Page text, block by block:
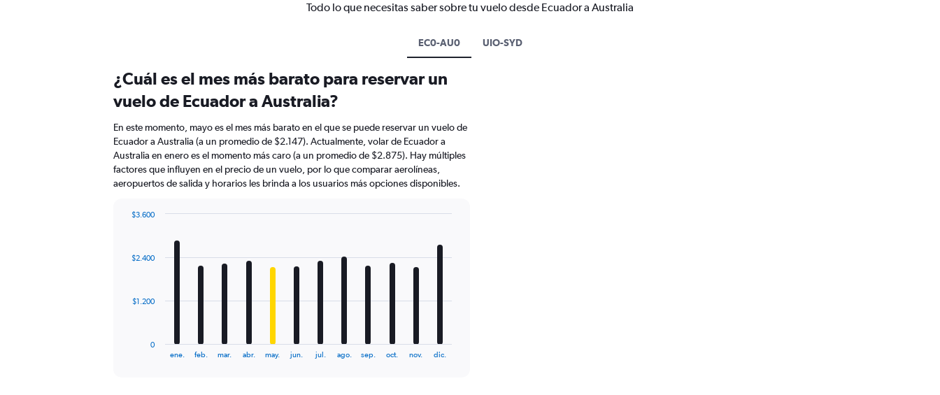
Todo lo que necesitas saber sobre tu vuelo desde Ecuador a Australia
EC0-AU0 UIO-SYD
¿Cuál es el mes más barato para reservar un
vuelo de Ecuador a Australia?
En este momento, mayo es el mes más barato en el que se puede reservar un vuelo de
Ecuador a Australia (a un promedio de $2.147). Actualmente, volar de Ecuador a
Australia en enero es el momento más caro (a un promedio de $2.875). Hay múltiples
factores que influyen en el precio de un vuelo, por lo que comparar aerolíneas,
aeropuertos de salida y horarios les brinda a los usuarios más opciones disponibles.
12
The
ene. feb. mar. abr. may. jun. jul. ago. sep. oct. nov. dic.
0
$1.200
$2.400
$3.600